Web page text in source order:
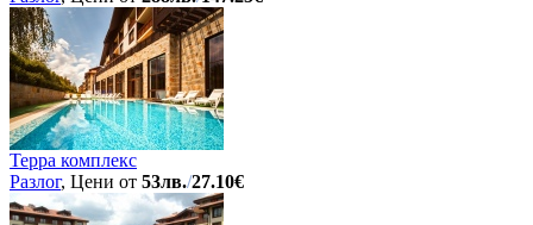
Терра комплекс
Разлог, Цени от 53лв./27.10€